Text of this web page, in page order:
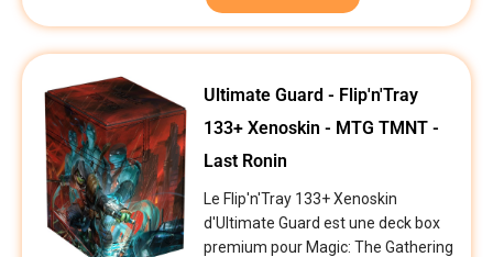
Ultimate Guard - Flip'n'Tray
133+ Xenoskin - MTG TMNT -
Last Ronin
Le Flip'n'Tray 133+ Xenoskin
d'Ultimate Guard est une deck box
premium pour Magic: The Gathering